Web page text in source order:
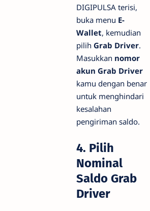
DIGIPULSA terisi,
buka menu E-
Wallet, kemudian
pilih Grab Driver.
Masukkan nomor
akun Grab Driver
kamu dengan benar
untuk menghindari
kesalahan
pengiriman saldo.
4. Pilih
Nominal
Saldo Grab
Driver